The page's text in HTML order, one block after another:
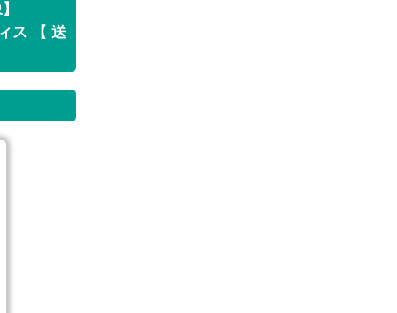
ス 【 送